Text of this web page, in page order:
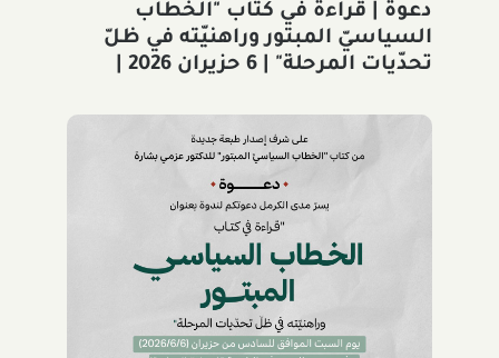
دعوة | قراءة في كتاب "الخطاب
السياسيّ المبتور وراهنيّته في ظلّ
تحدّيات المرحلة" | 6 حزيران 2026 |